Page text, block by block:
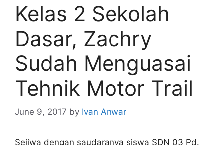
Kelas 2 Sekolah
Dasar, Zachry
Sudah Menguasai
Tehnik Motor Trail
June 9, 2017 by Ivan Anwar
Sejiwa dengan saudaranya siswa SDN 03 Pd.